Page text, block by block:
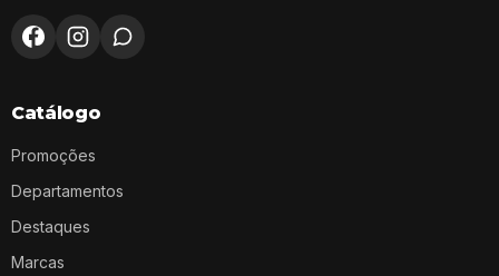
Catálogo
Promoções
Departamentos
Destaques
Marcas